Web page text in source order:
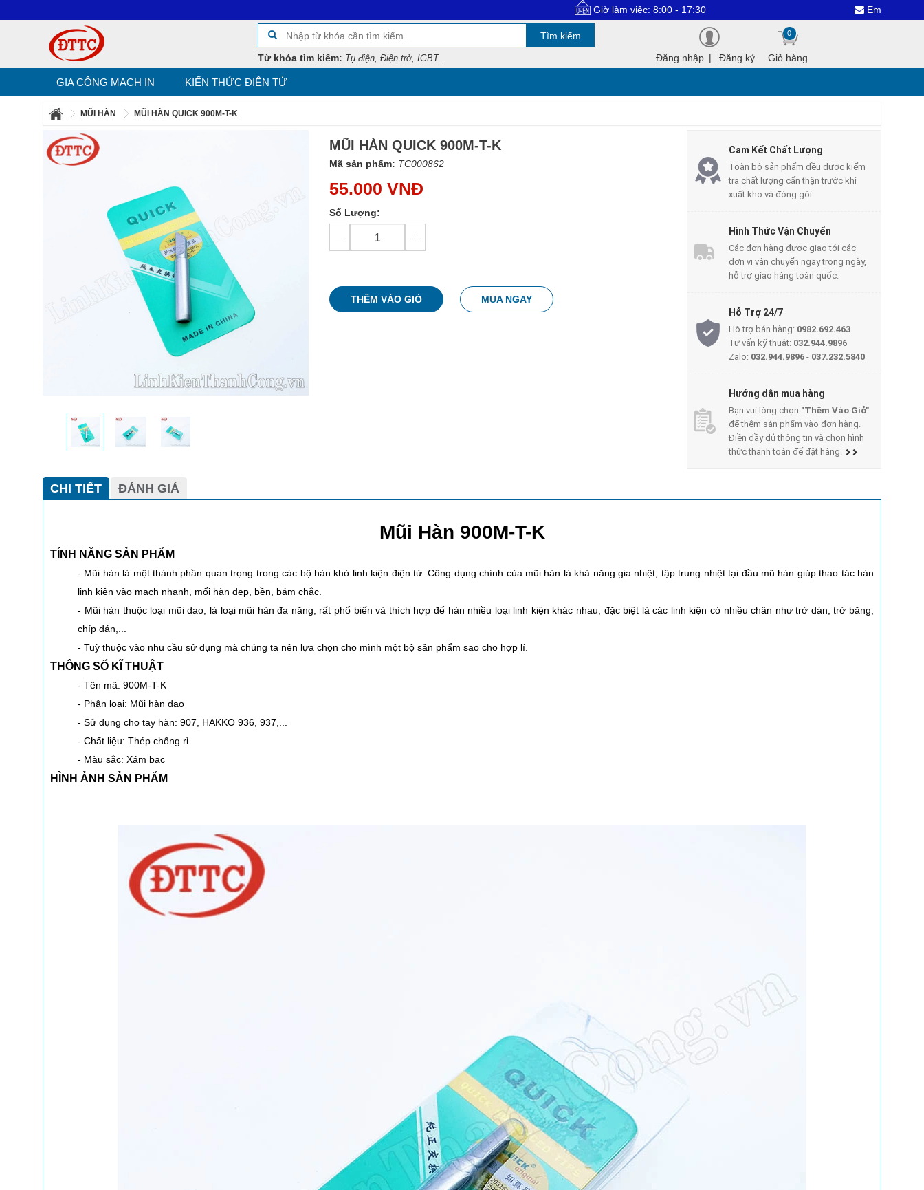
Giờ làm việc: 8:00 - 17:30 Email :
Tìm kiếm
Từ khóa tìm kiếm: Tụ điện, Điện trở, IGBT.. Đăng nhập | Đăng ký Giỏ hàng
0
GIA CÔNG MẠCH IN KIẾN THỨC ĐIỆN TỬ
MŨI HÀN MŨI HÀN QUICK 900M-T-K
MŨI HÀN QUICK 900M-T-K
Mã sản phẩm: TC000862
55.000 VNĐ
Số Lượng:
THÊM VÀO GIỎ MUA NGAY
Cam Kết Chất Lượng
Toàn bộ sản phẩm đều được kiểm
tra chất lượng cẩn thận trước khi
xuất kho và đóng gói.
Hình Thức Vận Chuyển
Các đơn hàng được giao tới các
đơn vị vận chuyển ngay trong ngày,
hỗ trợ giao hàng toàn quốc.
Hỗ Trợ 24/7
Hỗ trợ bán hàng: 0982.692.463
Tư vấn kỹ thuật: 032.944.9896
Zalo: 032.944.9896 - 037.232.5840
Hướng dẫn mua hàng
Bạn vui lòng chọn "Thêm Vào Giỏ"
để thêm sản phẩm vào đơn hàng.
Điền đầy đủ thông tin và chọn hình
thức thanh toán để đặt hàng.
CHI TIẾT ĐÁNH GIÁ
Mũi Hàn 900M-T-K
TÍNH NĂNG SẢN PHẨM
- Mũi hàn là một thành phần quan trọng trong các bộ hàn khò linh kiện điện tử. Công dụng chính của mũi hàn là khả năng gia nhiệt, tập trung nhiệt tại đầu mũ hàn giúp thao tác hàn
linh kiện vào mạch nhanh, mối hàn đẹp, bền, bám chắc.
- Mũi hàn thuộc loại mũi dao, là loại mũi hàn đa năng, rất phổ biến và thích hợp để hàn nhiều loại linh kiện khác nhau, đặc biệt là các linh kiện có nhiều chân như trở dán, trở băng,
chíp dán,...
- Tuỳ thuộc vào nhu cầu sử dụng mà chúng ta nên lựa chọn cho mình một bộ sản phẩm sao cho hợp lí.
THÔNG SỐ KĨ THUẬT
- Tên mã: 900M-T-K
- Phân loại: Mũi hàn dao
- Sử dụng cho tay hàn: 907, HAKKO 936, 937,...
- Chất liệu: Thép chống rỉ
- Màu sắc: Xám bạc
HÌNH ẢNH SẢN PHẨM